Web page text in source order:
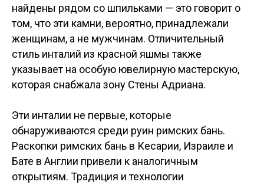
найдены рядом со шпильками — это говорит о
том, что эти камни, вероятно, принадлежали
женщинам, а не мужчинам. Отличительный
стиль инталий из красной яшмы также
указывает на особую ювелирную мастерскую,
которая снабжала зону Стены Адриана.
Эти инталии не первые, которые
обнаруживаются среди руин римских бань.
Раскопки римских бань в Кесарии, Израиле и
Бате в Англии привели к аналогичным
открытиям. Традиция и технологии